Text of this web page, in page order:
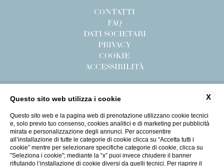
CONTATTI
FAQ
DATI SOCIETARI
PRIVACY
COOKIE
ACCESSIBILITÀ
WEBSITE BY BLASTNESS
X
Questo sito web utilizza i cookie
Questo sito web e la pagina web di prenotazione utilizzano cookie tecnici
e, solo previo tuo consenso, cookies analitici e di marketing per pubblicità
mirata e personalizzazione degli annunci. Per acconsentire
all’installazione di tutte le categorie di cookie clicca su “Accetta tutti i
cookie” mentre per selezionare specifiche categorie di cookie, clicca su
"Seleziona i cookie"; mediante la “x” puoi invece chiudere il banner
rifiutando l’installazione di cookie diversi da quelli tecnici. Per riaprire il